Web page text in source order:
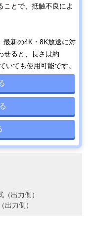
ことで、抵触不良によ
最新の4K・8K放送に対
せると、長さは約
いても使用可能です。
（出力側）
出力側）